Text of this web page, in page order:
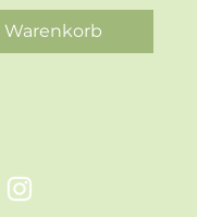
Warenkorb